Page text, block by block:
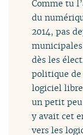
Comme tu
du
2014, pas
dès les
politique de
logiciel
un petit
y avait cet
vers les